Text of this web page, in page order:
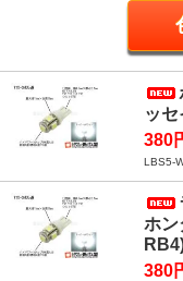
ッ
380
LBS5-
ホン
380